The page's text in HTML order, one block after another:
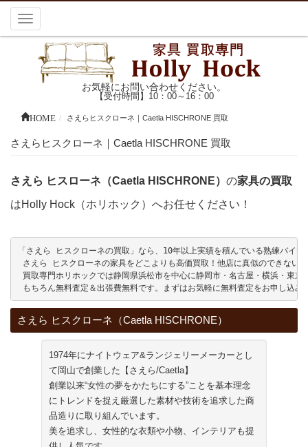
お気軽にお問い合わせください。
【受付時間】10：00～16：00
Toggle
navigation
HOME さえらヒスクローネ｜Caetla HISCHRONE 買取
さえらヒスクローネ｜Caetla HISCHRONE 買取
さえら ヒスローネ（Caetla HISCHRONE） の家具の買取
はHolly Hock（ホリホック）へお任せください！
「さえら ヒスクローネの買取」なら、10年以上実績を積んでいる熟練バ
さえら ヒスクローネの家具をどこよりも高価買取！他店に真似のできない
買取専門ホリホックでは静岡県浜松市を中心に静岡市・名古屋・横浜・東
もちろん無料査定＆出張費無料です。まずはお気軽に無料査定をお申し込み
さえら ヒスクローネ（Caetla HISCHRONE）
1974年にナイトウェア&ランジェリーメーカーとし
て岡山で創業した【さえら/Caetla】
創業以来“女性の夢をかたちにする”ことを基本理念
にトレンドを捉え厳選した素材や技術を追求した商
品造りに取り組んでいます。
美を追求し、女性的な衣類や小物、インテリアも提